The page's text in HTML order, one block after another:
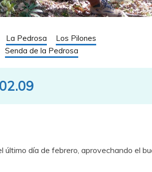
La Pedrosa
Los Pilones
Senda de la Pedrosa
último día de febrero, aprovechando el